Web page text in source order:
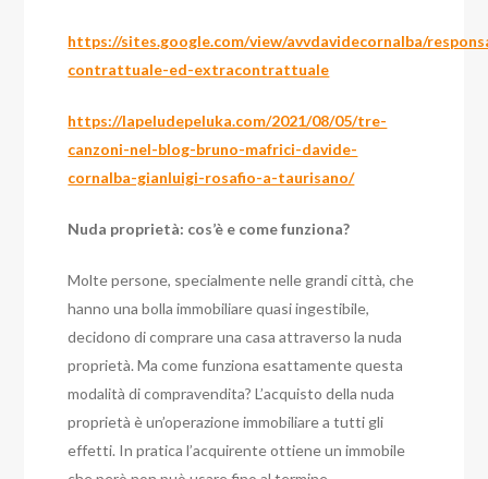
https://sites.google.com/view/avvdavidecornalba/
contrattuale-ed-extracontrattuale
https://lapeludepeluka.com/2021/08/05/tre-
canzoni-nel-blog-bruno-mafrici-davide-
cornalba-gianluigi-rosafio-a-taurisano/
Nuda proprietà: cos’è e come funziona?
Molte persone, specialmente nelle grandi città, che
hanno una bolla immobiliare quasi ingestibile,
decidono di comprare una casa attraverso la nuda
proprietà. Ma come funziona esattamente questa
modalità di compravendita?L’acquisto della nuda
proprietà è un’operazione immobiliare a tutti gli
effetti. In pratica l’acquirente ottiene un immobile